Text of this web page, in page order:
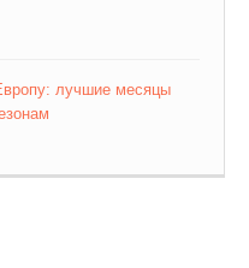
лучшие месяцы